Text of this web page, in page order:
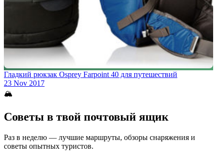
Гладкий рюкзак Osprey Farpoint 40 для путешествий
23 Nov 2017
🏔
Советы в твой почтовый ящик
Раз в неделю — лучшие маршруты, обзоры снаряжения и
советы опытных туристов.